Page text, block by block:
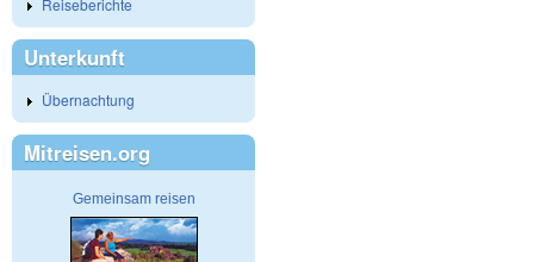
Unterkunft
Übernachtung
Mitreisen.org
Gemeinsam reisen